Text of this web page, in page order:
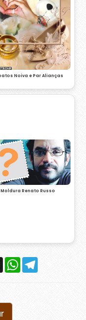
Noiva e Par Alianças
Moldura Renato Russo
X WhatsApp